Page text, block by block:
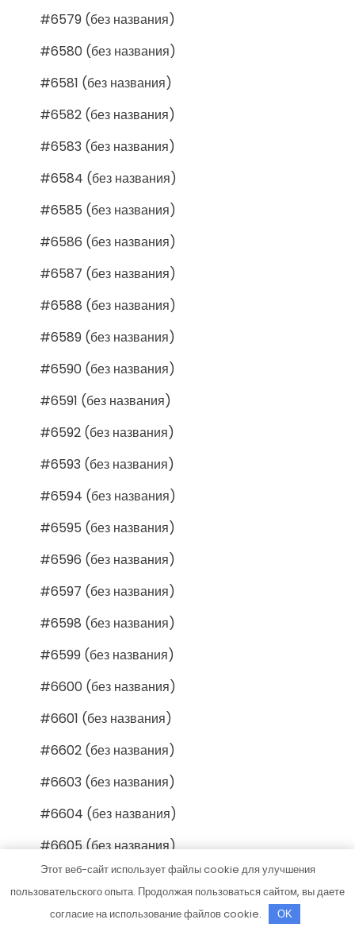
#6579 (без названия)
#6580 (без названия)
#6581 (без названия)
#6582 (без названия)
#6583 (без названия)
#6584 (без названия)
#6585 (без названия)
#6586 (без названия)
#6587 (без названия)
#6588 (без названия)
#6589 (без названия)
#6590 (без названия)
#6591 (без названия)
#6592 (без названия)
#6593 (без названия)
#6594 (без названия)
#6595 (без названия)
#6596 (без названия)
#6597 (без названия)
#6598 (без названия)
#6599 (без названия)
#6600 (без названия)
#6601 (без названия)
#6602 (без названия)
#6603 (без названия)
#6604 (без названия)
#6605 (без названия)
#6606 (без названия)
#6607 (без названия)
Этот веб-сайт использует файлы cookie для улучшения
пользовательского опыта. Продолжая пользоваться сайтом, вы даете
согласие на использование файлов cookie.
OK